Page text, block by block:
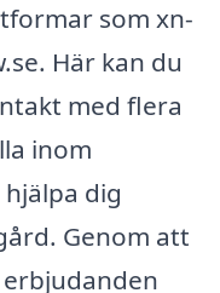
som xn-
Här kan du
med flera
inom
dig
Genom att